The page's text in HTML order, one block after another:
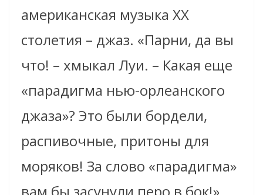
американская музыка ХХ
столетия – джаз. «Парни, да вы
что! – хмыкал Луи. – Какая еще
«парадигма нью-орлеанского
джаза»? Это были бордели,
распивочные, притоны для
моряков! За слово «парадигма»